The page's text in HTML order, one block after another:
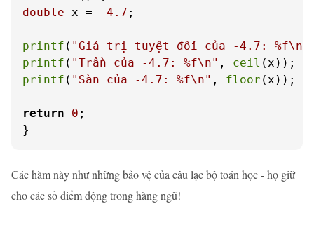
double x = -4.7 ;
printf ( "Giá trị tuyệt đối của -4.7: %f\n"
printf ( "Trần của -4.7: %f\n" , ceil
printf ( "Sàn của -4.7: %f\n" , floor (x));
return 0 ;
}
Các hàm này như những bảo vệ của câu lạc bộ toán học - họ giữ
cho các số điểm động trong hàng ngũ!